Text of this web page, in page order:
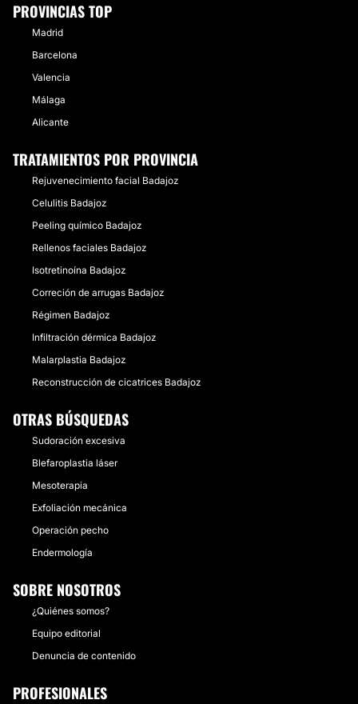
PROVINCIAS TOP
Madrid
Barcelona
Valencia
Málaga
Alicante
TRATAMIENTOS POR PROVINCIA
Rejuvenecimiento facial Badajoz
Celulitis Badajoz
Peeling químico Badajoz
Rellenos faciales Badajoz
Isotretinoína Badajoz
Correción de arrugas Badajoz
Régimen Badajoz
Infiltración dérmica Badajoz
Malarplastia Badajoz
Reconstrucción de cicatrices Badajoz
OTRAS BÚSQUEDAS
Sudoración excesiva
Blefaroplastia láser
Mesoterapia
Exfoliación mecánica
Operación pecho
Endermología
SOBRE NOSOTROS
¿Quiénes somos?
Equipo editorial
Denuncia de contenido
PROFESIONALES